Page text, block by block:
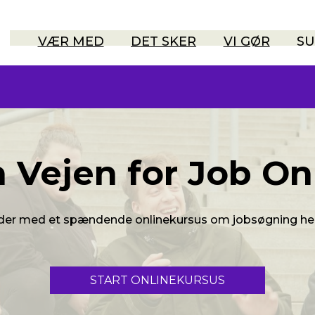
VÆR MED DET SKER VI GØR
Vejen for Job
med et spændende onlinekursus om jobsøgning
START ONLINEKURSUS